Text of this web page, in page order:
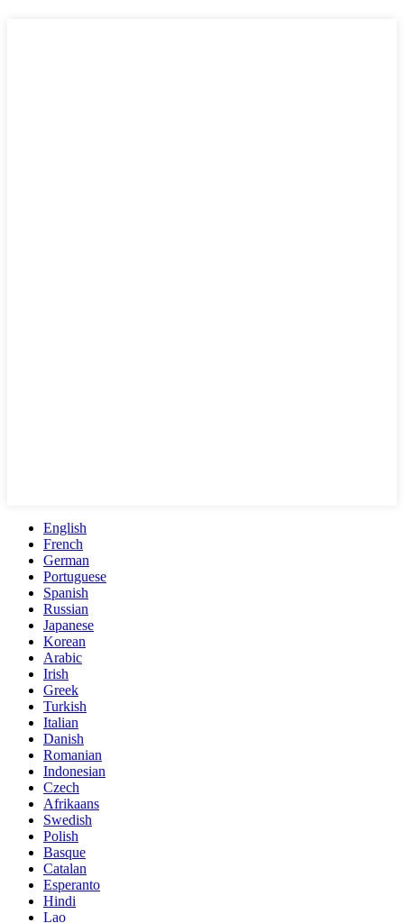
English
French
German
Portuguese
Spanish
Russian
Japanese
Korean
Arabic
Irish
Greek
Turkish
Italian
Danish
Romanian
Indonesian
Czech
Afrikaans
Swedish
Polish
Basque
Catalan
Esperanto
Hindi
Lao